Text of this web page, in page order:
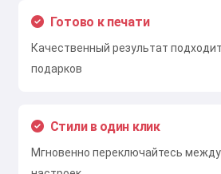
Готово к печати
Качественный результат
подарков
Стили в один клик
Мгновенно переключайтесь